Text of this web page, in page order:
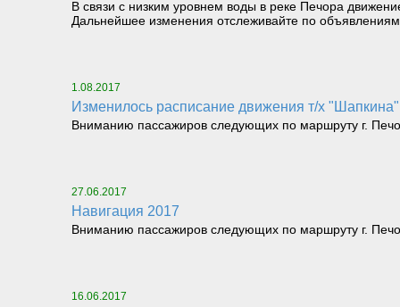
В связи с низким уровнем воды в реке Печора
Дальнейшее изменения отслеживайте по
1.08.2017
Изменилось расписание движения т/х
Вниманию пассажиров следующих по маршруту г.
27.06.2017
Навигация 2017
Вниманию пассажиров следующих по маршруту г.
16.06.2017